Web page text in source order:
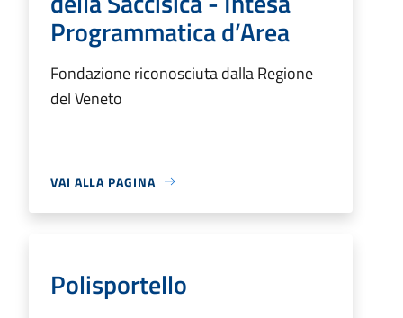
Programmatica d’Area
Fondazione riconosciuta dalla Regione
del Veneto
VAI ALLA PAGINA
Polisportello